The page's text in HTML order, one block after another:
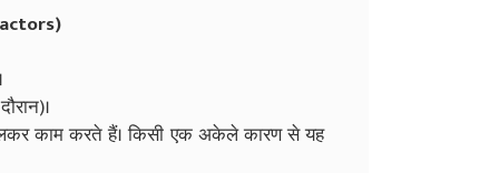
काम करते हैं। किसी एक अकेले कारण से यह